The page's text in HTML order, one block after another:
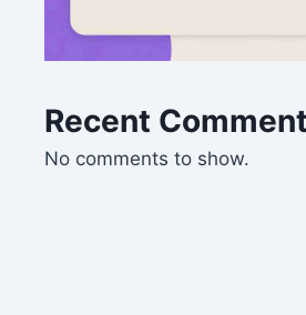
Recent
No comments to show.